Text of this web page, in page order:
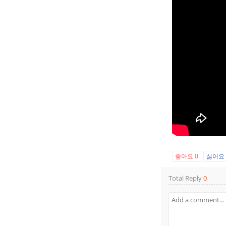
좋아요0 싫어요
Total Reply0